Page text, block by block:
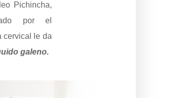
Pichincha,
por el
cervical le da
galeno.